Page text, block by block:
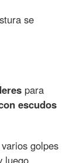
se
para
escudos
golpes
luego